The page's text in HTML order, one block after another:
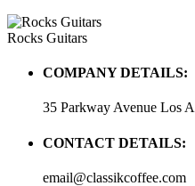
Rocks Guitars
COMPANY DETAILS:
35 Parkway Avenue Los
CONTACT DETAILS:
email@classikcoffee.com